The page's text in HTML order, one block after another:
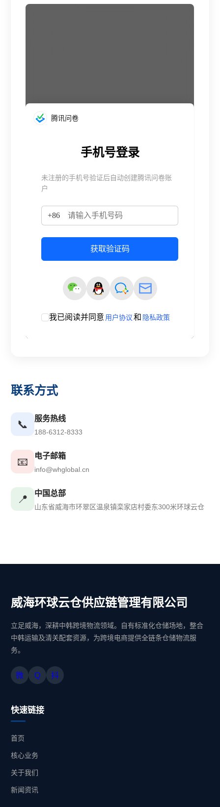
联系方式
📞 服务热线
188-6312-8333
📧 电子邮箱
info@whglobal.cn
📍 中国总部
山东省威海市环翠区温泉镇栾家店村委东300米环球云仓
威海环球云仓供应链管理有限公司
立足威海，深耕中韩跨境物流领域。自有标准化仓储场地，整合
中韩运输及清关配套资源，为跨境电商提供全链条仓储物流服
务。
微 Q 抖
快速链接
首页
核心业务
关于我们
新闻资讯